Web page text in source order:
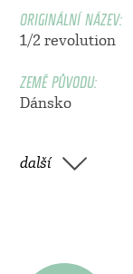
ORIGINÁLNÍ NÁZEV:
1/2 revolution
ZEMĚ PŮVODU:
Dánsko
další